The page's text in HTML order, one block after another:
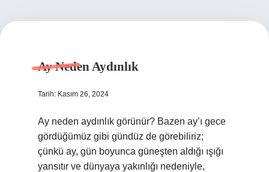
Ay Neden Aydınlık
Tarih: Kasım 26, 2024
Ay neden aydınlık görünür? Bazen ay’ı gece
gördüğümüz gibi gündüz de görebiliriz;
çünkü ay, gün boyunca güneşten aldığı ışığı
yansıtır ve dünyaya yakınlığı nedeniyle,